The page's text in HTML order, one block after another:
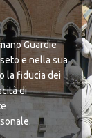
Guardie
e nella sua
la fiducia dei
di